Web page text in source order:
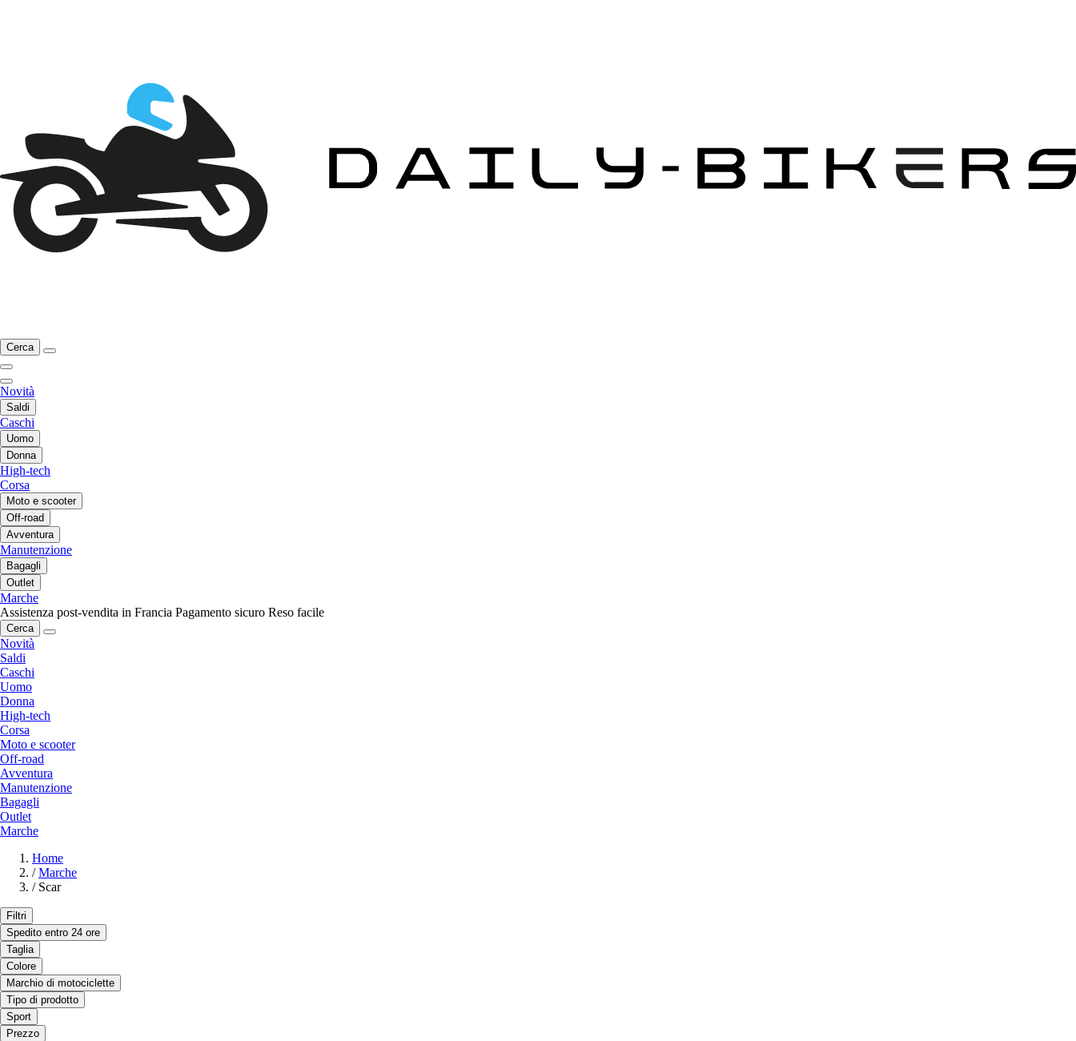
Cerca
Novità
Saldi
Caschi
Uomo
Donna
High-tech
Corsa
Moto e scooter
Off-road
Avventura
Manutenzione
Bagagli
Outlet
Marche
Assistenza post-vendita in Francia Pagamento sicuro Reso facile
Cerca
Novità
Saldi
Caschi
Uomo
Donna
High-tech
Corsa
Moto e scooter
Off-road
Avventura
Manutenzione
Bagagli
Outlet
Marche
Home
/ Marche
/ Scar
Filtri
Spedito entro 24 ore
Taglia
Colore
Marchio di motociclette
Tipo di prodotto
Sport
Prezzo